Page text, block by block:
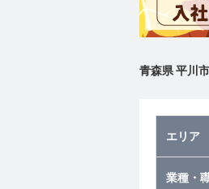
青森県 平川
エリア
業種・